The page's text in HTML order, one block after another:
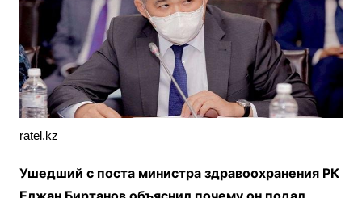
ratel.kz
Ушедший с поста министра здравоохранения РК